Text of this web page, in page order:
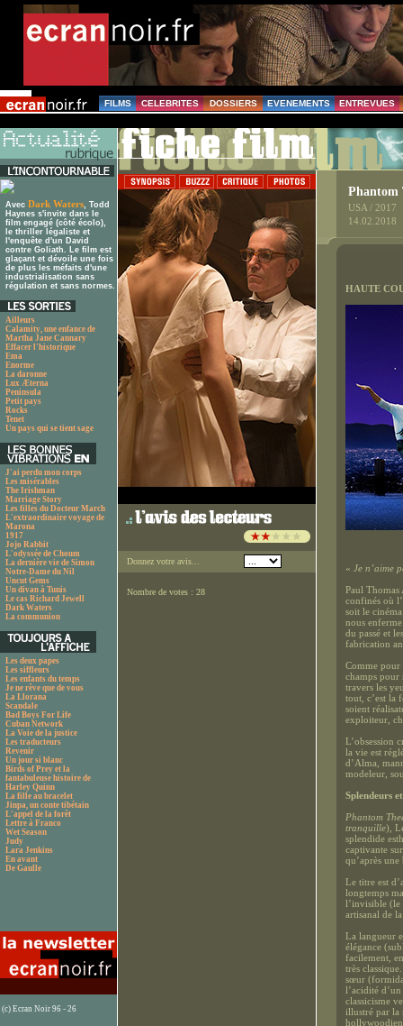
FILMS CELEBRITES DOSSIERS EVENEMENTS ENTREVUES
Avec Dark Waters, Todd
Haynes s'invite dans le
film engagé (côté écolo),
le thriller légaliste et
l'enquête d'un David
contre Goliath. Le film est
glaçant et dévoile une fois
de plus les méfaits d'une
industrialisation sans
régulation et sans normes.
Ailleurs
Calamity, une enfance de
Martha Jane Cannary
Effacer l'historique
Ema
Enorme
La daronne
Lux Æterna
Peninsula
Petit pays
Rocks
Tenet
Un pays qui se tient sage
J'ai perdu mon corps
Les misérables
The Irishman
Marriage Story
Les filles du Docteur March
L'extraordinaire voyage de
Marona
1917
Jojo Rabbit
L'odyssée de Choum
La dernière vie de Simon
Notre-Dame du Nil
Uncut Gems
Un divan à Tunis
Le cas Richard Jewell
Dark Waters
La communion
Les deux papes
Les siffleurs
Les enfants du temps
Je ne rêve que de vous
La Llorana
Scandale
Bad Boys For Life
Cuban Network
La Voie de la justice
Les traducteurs
Revenir
Un jour si blanc
Birds of Prey et la
fantabuleuse histoire de
Harley Quinn
La fille au bracelet
Jinpa, un conte tibétain
L'appel de la forêt
Lettre à Franco
Wet Season
Judy
Lara Jenkins
En avant
De Gaulle
(c) Ecran Noir 96 - 26
Donnez votre avis...
Nombre de votes : 28
Phantom
USA / 2017
14.02.2018
HAUTE
« Je n’aime
Paul Thomas
confinés où
soit le
nous
du passé et
fabrication
Comme pour
champs pour
travers les
tout, c’est la
soient
exploiteur,
L’obsession
la vie est
d’Alma,
modeleur,
Splendeurs
Phantom
tranquille),
splendide
captivante
qu’après
Le titre est
longtemps
l’invisible (le
artisanal de
La langueur
élégance
facilement,
très
sœur
l’acidité
classicisme
illustré par la